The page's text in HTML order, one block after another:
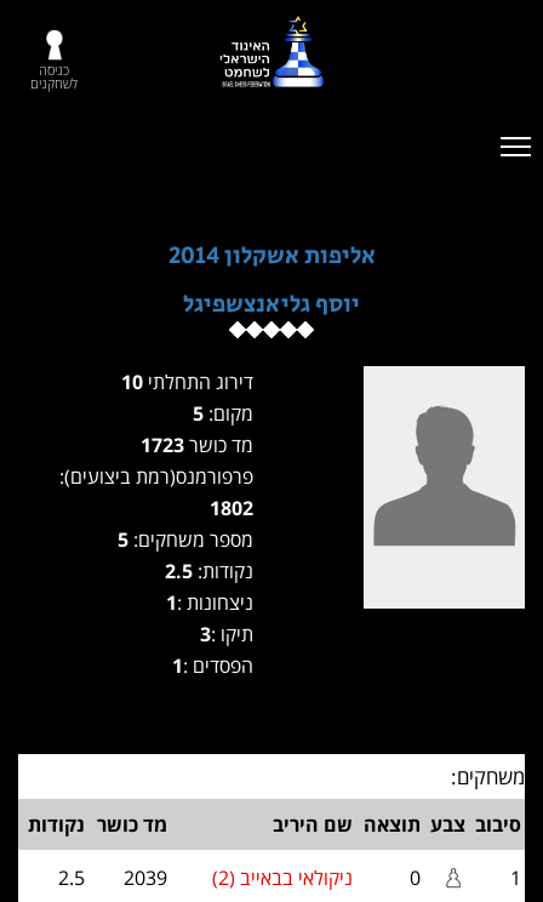
כניסה
לשחקנים
אליפות אשקלון 2014
יוסף גליאנצשפיגל
דירוג התחלתי
מקום:
מד כושר
פרפורמנס(רמת ביצועים):
1802
מספר משחקים:
נקודות: 2.5
ניצחונות :1
תיקו :3
הפסדים :1
משחקים:
סיבוב צבע תוצאה שם היריב מד כושר נקודות
1
0 ניקולאי בבאייב (2) 2039
2.5